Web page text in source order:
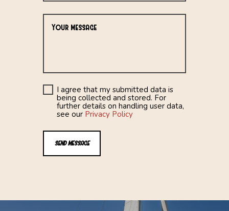
I agree that my submitted data is
being collected and stored. For
further details on handling user data,
see our Privacy Policy
SEND MESSAGE